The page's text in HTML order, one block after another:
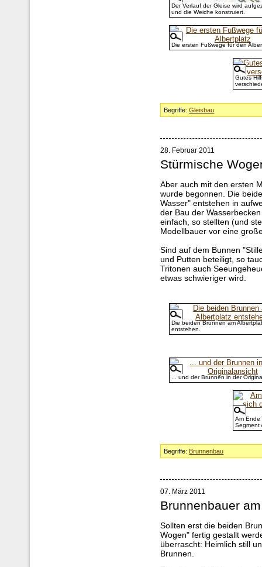
Der Verlauf der Gleise wird
und die Weiche konstruiert.
Die ersten Fußwege für den
Gutes
Begriffe:Gleisbau
28. Februar 2011
Stürmische
Aber auch mit den ersten
wurde begonnen. Die
Wasser" entstehen in
der Bau der
einfach, so stellten (und
Modellbauer vor eine
Sind auf dem Bunnen
und Putten beteiligt, so
Tritonen auch
etwas schwieriger wird.
Die beiden Brunnen am
entstehen.
... und der Brunnen in der
Am Ende
Segment
Begriffe: Brunnenbau
07. März 2011
Brunnenbauer
Sollten erst die beiden
Wogen" fertig gestallt
überrascht: Heimlich still
Brunnen.